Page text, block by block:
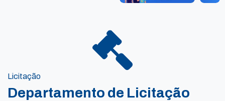
Licitação
Departamento de Licitação